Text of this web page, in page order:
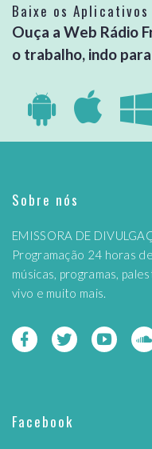
Baixe os Aplicativos
Ouça a Web Rádio
o trabalho, indo
Sobre nós
EMISSORA DE
Programação 24 horas
músicas, programas,
vivo e muito mais.
Facebook